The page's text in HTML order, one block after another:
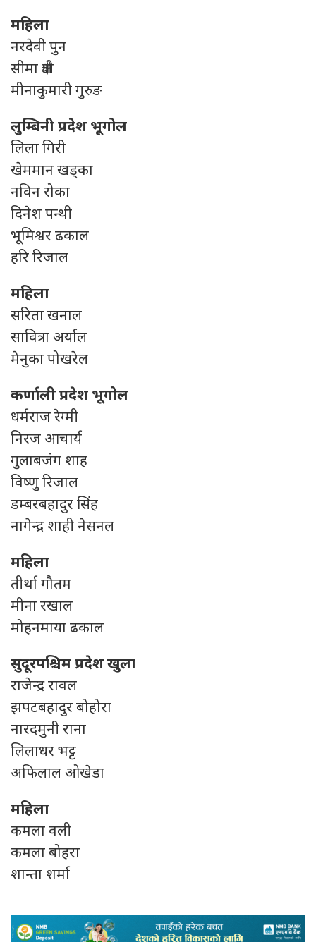
महिला
नरदेवी पुन
सीमा क्षेत्री
मीनाकुमारी गुरुङ
लुम्बिनी प्रदेश भूगोल
लिला गिरी
खेममान खड्का
नविन रोका
दिनेश पन्थी
भूमिश्वर ढकाल
हरि रिजाल
महिला
सरिता खनाल
सावित्रा अर्याल
मेनुका पोखरेल
कर्णाली प्रदेश भूगोल
धर्मराज रेग्मी
निरज आचार्य
गुलाबजंग शाह
विष्णु रिजाल
डम्बरबहादुर सिंह
नागेन्द्र शाही नेसनल
महिला
तीर्था गौतम
मीना रखाल
मोहनमाया ढकाल
सुदूरपश्चिम प्रदेश खुला
राजेन्द्र रावल
झपटबहादुर बोहोरा
नारदमुनी राना
लिलाधर भट्ट
अफिलाल ओखेडा
महिला
कमला वली
कमला बोहरा
शान्ता शर्मा